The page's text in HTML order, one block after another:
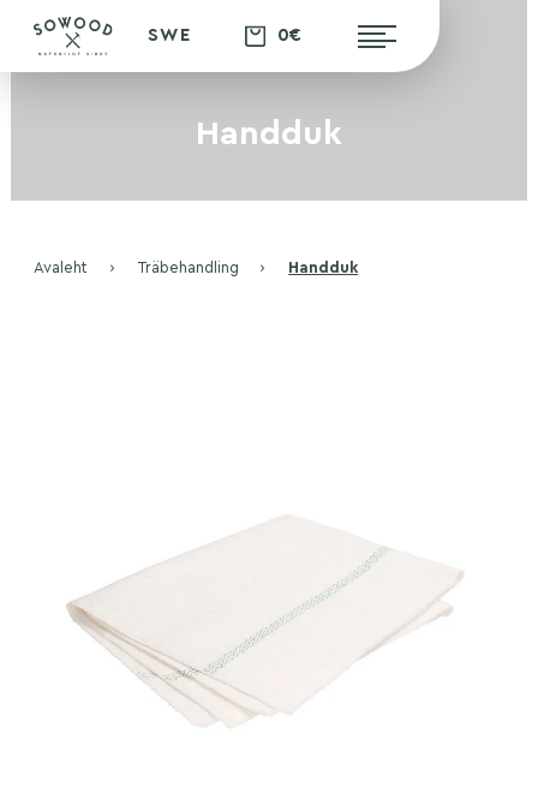
SWE 0€
Handduk
Avaleht › Träbehandling › Handduk